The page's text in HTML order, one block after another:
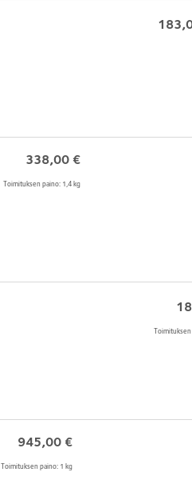
338,00 €
Toimituksen paino: 1,4 kg
945,00 €
Toimituksen paino: 1 kg